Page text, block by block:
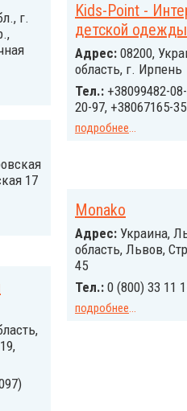
г.
Kids-Point -
детской
Адрес: 08200,
область, г. Ирпень
Тел.: +38099482-
20-97, +38067165-
подробнее...
17
Monako
Адрес: Украина,
область, Львов,
45
Тел.: 0 (800) 33 11
подробнее...